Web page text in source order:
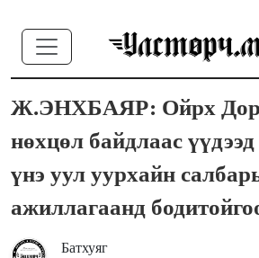
Ж.ЭНХБАЯР: Ойрх
нөхцөл байдлаас
үнэ уул уурхайн
ажиллагаанд
Батхуяг